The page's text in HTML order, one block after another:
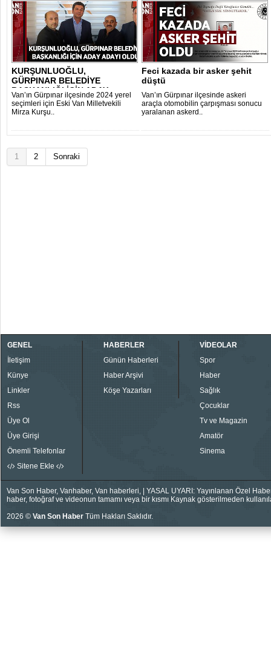
KURŞUNLUOĞLU,
GÜRPINAR BELEDİYE
BAŞKANLIĞI İÇİN ADAY
ADAYI O..
Van’ın Gürpınar ilçesinde 2024 yerel
seçimleri için Eski Van Milletvekili
Mirza Kurşu..
Feci kazada bir asker şehit
düştü
Van’ın Gürpınar ilçesinde askeri
araçla otomobilin çarpışması sonucu
yaralanan askerd..
1 2 Sonraki
GENEL
İletişim
Künye
Linkler
Rss
Üye Ol
Üye Girişi
Önemli Telefonlar
Sitene Ekle
HABERLER
Günün Haberleri
Haber Arşivi
Köşe Yazarları
VİDEOLAR
Spor
Haber
Sağlık
Çocuklar
Tv ve Magazin
Amatör
Sinema
Van Son Haber, Vanhaber, Van haberleri, | YASAL UYARI: Yayınlanan Özel
haber, fotoğraf ve videonun tamamı veya bir kısmı Kaynak gösterilmeden
2026 © Van Son Haber Tüm Hakları Saklıdır.